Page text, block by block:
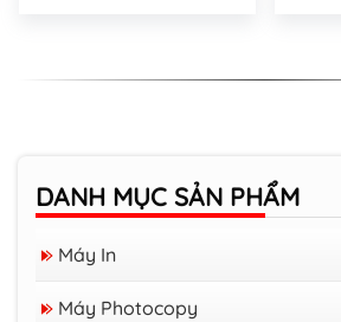
DANH MỤC SẢN PHẨM
Máy In
Máy Photocopy